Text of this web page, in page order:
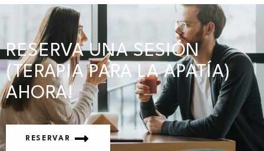
RESERVA UNA SESIÓN
(TERAPIA PARA LA APATÍA)
AHORA!
RESERVAR